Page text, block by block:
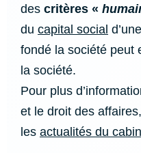
des critères «
du capital social
fondé la société peut
la société.
Pour plus
et le droit des
les actualités du